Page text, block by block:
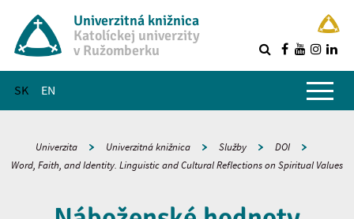
Univerzitná knižnica
Katolíckej univerzity
v Ružomberku
SK EN
Hlavné menu
Univerzita Univerzitná knižnica Služby
DOI
Word, Faith, and Identity. Linguistic and Cultural Reflections on Spiritual Values